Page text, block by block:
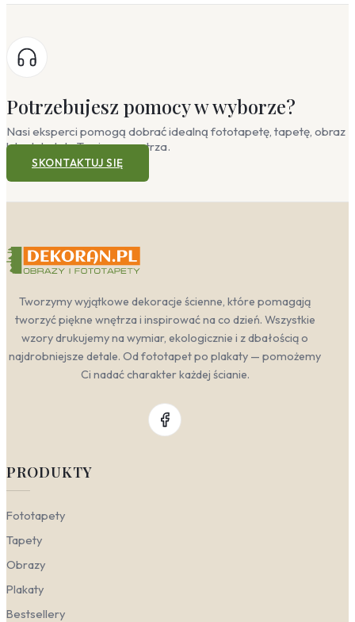
Potrzebujesz pomocy w wyborze?
Nasi eksperci pomogą dobrać idealną fototapetę, tapetę, obraz
lub plakat do Twojego wnętrza.
SKONTAKTUJ SIĘ
Tworzymy wyjątkowe dekoracje ścienne, które pomagają
tworzyć piękne wnętrza i inspirować na co dzień. Wszystkie
wzory drukujemy na wymiar, ekologicznie i z dbałością o
najdrobniejsze detale. Od fototapet po plakaty — pomożemy
Ci nadać charakter każdej ścianie.
PRODUKTY
Fototapety
Tapety
Obrazy
Plakaty
Bestsellery